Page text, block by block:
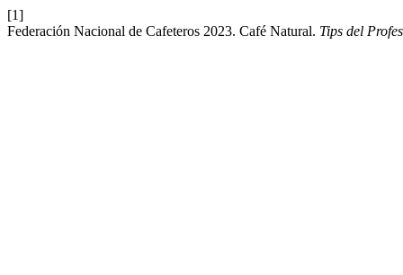
[1]
Federación Nacional de Cafeteros 2023. Café Natural. Tips del